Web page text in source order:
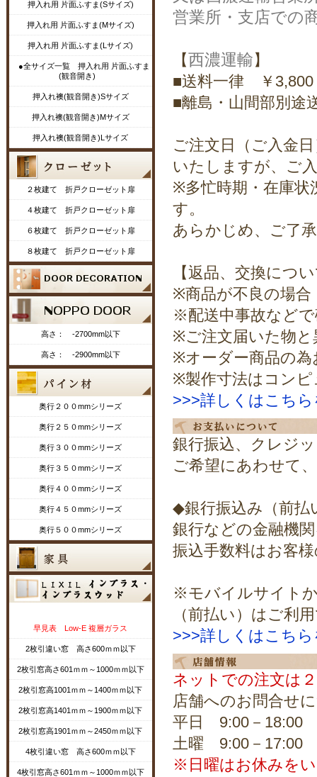
押入れ用 片面ふすま(Sサイズ)
押入れ用 片面ふすま(Mサイズ)
押入れ用 片面ふすま(Lサイズ)
●全サイズ一覧 押入れ用 片面ふすま
(観音開き)
押入れ襖(観音開き)Sサイズ
押入れ襖(観音開き)Mサイズ
押入れ襖(観音開き)Lサイズ
２枚建て 折戸クローゼット扉
４枚建て 折戸クローゼット扉
６枚建て 折戸クローゼット扉
８枚建て 折戸クローゼット扉
高さ： -2700mm以下
高さ： -2900mm以下
奥行２００mmシリーズ
奥行２５０mmシリーズ
奥行３００mmシリーズ
奥行３５０mmシリーズ
奥行４００mmシリーズ
奥行４５０mmシリーズ
奥行５００mmシリーズ
早見表 Low-E 複層ガラス
2枚引違い窓 高さ600ｍｍ以下
2枚引窓高さ601ｍｍ～1000ｍｍ以下
2枚引窓高1001ｍｍ～1400ｍｍ以下
2枚引窓高1401ｍｍ～1900ｍｍ以下
2枚引窓高1901ｍｍ～2450ｍｍ以下
4枚引違い窓 高さ600ｍｍ以下
4枚引窓高さ601ｍｍ～1000ｍｍ以下
営業所・支店での
【西濃運輸】
■送料一律 ￥3,800
■離島・山間部別途
ご注文日（ご入金
いたしますが、ご
※多忙時期・在庫状
す。
あらかじめ、ご了
【返品、交換につ
※商品が不良の場合
※配送中事故など
※ご注文届いた物
※オーダー商品の為
※製作寸法はコン
>>>詳しくはこち
銀行振込、クレジ
ご希望にあわせて
◆銀行振込み（前払
銀行などの金融機
振込手数料はお客
※モバイルサイト
（前払い）はご利
>>>詳しくはこち
ネットでの注文は
店舗へのお問合せ
平日 9:00－18:00
土曜 9:00－17:00
※日曜はお休みを